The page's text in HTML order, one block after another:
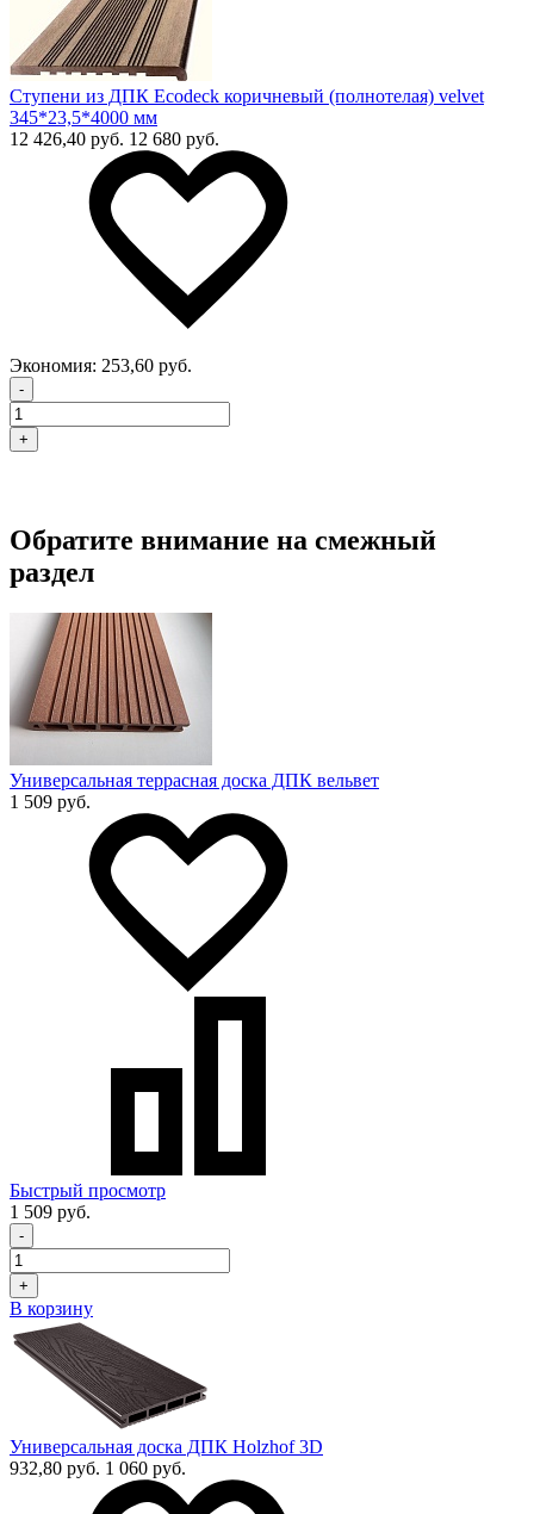
Ступени из ДПК Ecodeck коричневый (полнотелая) velvet
345*23,5*4000 мм
12 426,40 руб. 12 680 руб.
Экономия: 253,60 руб.
-
+
Обратите внимание на смежный
раздел
Универсальная террасная доска ДПК вельвет
1 509 руб.
Быстрый просмотр
1 509 руб.
-
+
В корзину
Универсальная доска ДПК Holzhof 3D
932,80 руб. 1 060 руб.